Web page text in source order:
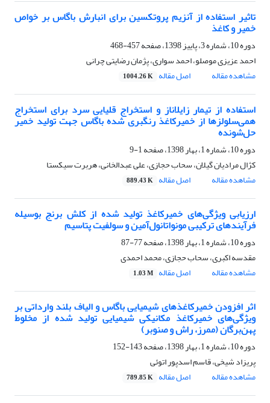
تاثیر استفاده از آنزیم پروتکسین برای انبارش باگاس بر خواص
خمیر و کاغذ
دوره 10، شماره 3، پاییز 1398، صفحه
457-468
احمد عزیزی موصلو، احمد سواری، پژمان رضایتی چرانی
مشاهده مقاله
اصل مقاله 1004.26 K
استفاده از تیمار زایلاناز و استخراج قلیایی سرد برای استخراج
همی‌سلولزها از خمیرکاغذ رنگبری شده باگاس جهت تولید خمیر
حل‌شونده
دوره 10، شماره 1، بهار 1398، صفحه
1-9
کژال مرادیان گیلان، سحاب حجازی، علی عبدالخانی، هربرت سیکستا
مشاهده مقاله
اصل مقاله 889.43 K
ارزیابی ویژگی‌های خمیرکاغذ تولید شده از کلش برنج بوسیله
فرآیندهای ترکیبی مونواتانول‌آمین و سولفیت پتاسیم
دوره 10، شماره 1، بهار 1398، صفحه
77-87
مقدسه اکبری، سحاب حجازی، محمد احمدی
مشاهده مقاله
اصل مقاله 1.03 M
اثر افزودن خمیرکاغذهای شیمیایی باگاس و الیاف بلند وارداتی بر
ویژگی‌های خمیرکاغذ مکانیکی شیمیایی تولید شده از مخلوط
پهن‌برگان (ممرز، راش و صنوبر)
دوره 10، شماره 1، بهار 1398، صفحه
143-152
پریزاد شیخی، قاسم اسدپور اتوئی
مشاهده مقاله
اصل مقاله 789.85 K